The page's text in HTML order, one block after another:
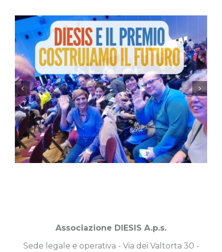
Associazione DIESIS A.p.s.
Sede legale e operativa - Via dei Valtorta 30 -